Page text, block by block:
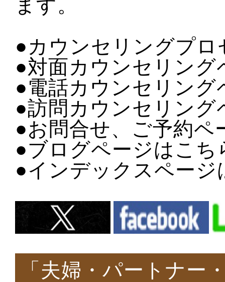
ます。
●カウンセリングプ
●対面カウンセリング
●電話カウンセリング
●訪問カウンセリング
●お問合せ、ご予約ペ
●ブログページはこち
●インデックスページ
「夫婦・パートナー